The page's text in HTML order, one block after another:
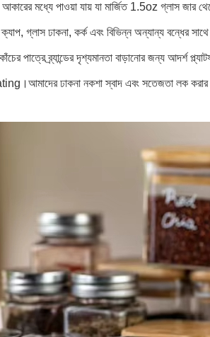
মধ্যে পাওয়া যায় যা মার্জিত 1.5oz গ্লাস জার
ক্যাপ, গ্লাস ঢাকনা, কর্ক এবং বিভিন্ন অন্যান্য বন্ধের
ব্র্যান্ডের দৃশ্যমানতা বাড়ানোর জন্য আদর্শ
ঢাকনা নকশা স্বাদ এবং সতেজতা লক করার